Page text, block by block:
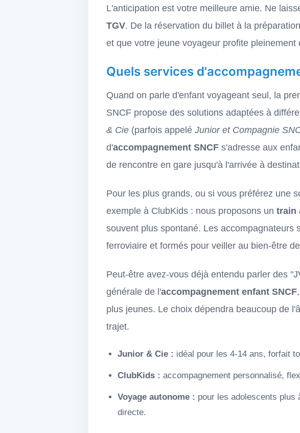
L'anticipation est votre meilleure amie. Ne
TGV. De la réservation du billet à la
et que votre jeune voyageur profite pleinement
Quels services
Quand on parle d'enfant voyageant seul, la
SNCF propose des solutions adaptées à
& Cie (parfois appelé Junior et Compagnie
d'accompagnement SNCF s'adresse aux
de rencontre en gare jusqu'à l'arrivée à
Pour les plus grands, ou si vous préférez une
exemple à ClubKids : nous proposons un train
souvent plus spontané. Les
ferroviaire et formés pour veiller au bien-être
Peut-être avez-vous déjà entendu parler des
générale de l'accompagnement enfant SNCF
plus jeunes. Le choix dépendra beaucoup de
trajet.
Junior & Cie : idéal pour les 4-14 ans, forfait
ClubKids : accompagnement personnalisé,
Voyage autonome : pour les adolescents plus
directe.